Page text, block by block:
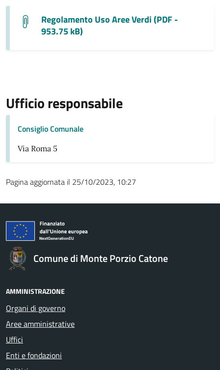
Regolamento Uso Aree Verdi (PDF -
953.75 kB)
Ufficio responsabile
Consiglio Comunale
Via Roma 5
Pagina aggiornata il 25/10/2023, 10:27
Comune di Monte Porzio Catone
AMMINISTRAZIONE
Organi di governo
Aree amministrative
Uffici
Enti e fondazioni